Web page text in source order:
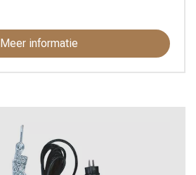
Meer informatie